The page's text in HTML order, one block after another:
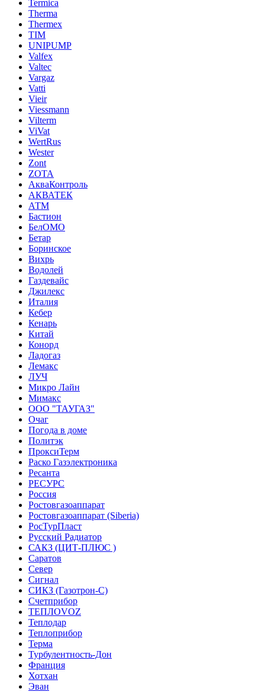
Termica
Therma
Thermex
TIM
UNIPUMP
Valfex
Valtec
Vargaz
Vatti
Vieir
Viessmann
Vilterm
ViVat
WertRus
Wester
Zont
ZOTA
АкваКонтроль
АКВАТЕК
АТМ
Бастион
БелОМО
Бетар
Боринское
Вихрь
Водолей
Газдевайс
Джилекс
Италия
Кебер
Кенарь
Китай
Конорд
Ладогаз
Лемакс
ЛУЧ
Микро Лайн
Мимакс
ООО "ТАУГАЗ"
Очаг
Погода в доме
Политэк
ПроксиТерм
Раско Газэлектроника
Ресанта
РЕСУРС
Россия
Ростовгазоаппарат
Ростовгазоаппарат (Siberia)
РосТурПласт
Русский Радиатор
САКЗ (ЦИТ-ПЛЮС )
Саратов
Север
Сигнал
СИКЗ (Газотрон-С)
Счетприбор
ТЕПЛОVOZ
Теплодар
Теплоприбор
Терма
Турбулентность-Дон
Франция
Хотхан
Эван